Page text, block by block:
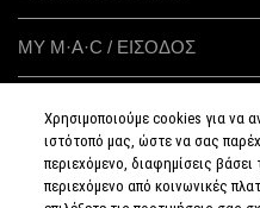
ΜΥ M·A·C / ΕΙΣΟΔΟΣ
Χρησιμοποιούμε cookies για να
ιστότοπό μας, ώστε να σας
περιεχόμενο, διαφημίσεις
περιεχόμενο από κοινωνικές